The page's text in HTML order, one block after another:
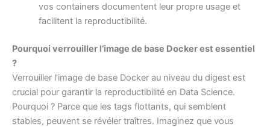
vos containers documentent leur propre usage et
facilitent la reproductibilité.
Pourquoi verrouiller l’image de base Docker est essentiel
?
Verrouiller l’image de base Docker au niveau du digest est
crucial pour garantir la reproductibilité en Data Science.
Pourquoi ? Parce que les tags flottants, qui semblent
stables, peuvent se révéler traîtres. Imaginez que vous